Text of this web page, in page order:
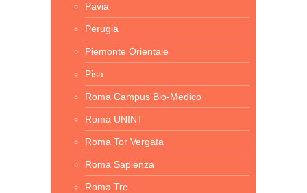
Pavia
Perugia
Piemonte Orientale
Pisa
Roma Campus Bio-Medico
Roma UNINT
Roma Tor Vergata
Roma Sapienza
Roma Tre